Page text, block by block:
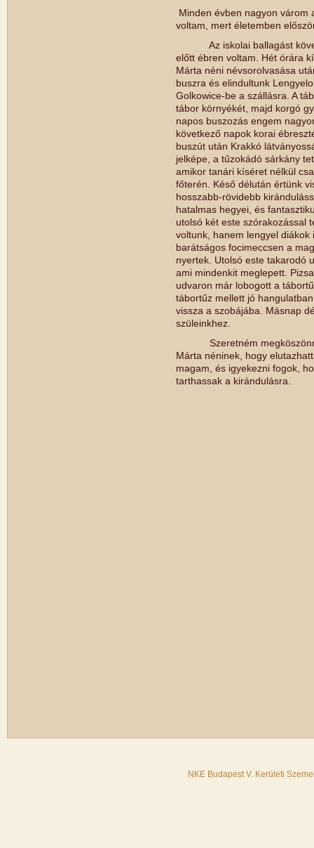
Minden évben nagyon várom
voltam, mert életemben
Az iskolai ballagást
előtt ébren voltam. Hét órára
Márta néni névsorolvasása
buszra és elindultunk
Golkowice-be a szállásra. A
tábor környékét, majd korgó
napos buszozás engem
következő napok korai
buszút után Krakkó
jelképe, a tűzokádó sárkány
amikor tanári kíséret nélkül
főterén. Késő délután értünk
hosszabb-rövidebb
hatalmas hegyei, és
utolsó két este szórakozással
voltunk, hanem lengyel
barátságos focimeccsen a
nyertek. Utolsó este takarodó
ami mindenkit meglepett.
udvaron már lobogott a
tábortűz mellett jó
vissza a szobájába. Másnap
szüleinkhez.
Szeretném megköszönni
Márta néninek, hogy
magam, és igyekezni fogok,
tarthassak a kirándulásra.
NKE Budapest V. Kerületi